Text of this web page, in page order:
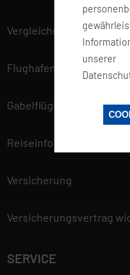
unserer
Vergleichsportal
Flughafen Informationen
Gabelflüge
Reiseinfo
Versicherung
Versicherungsvertrag
SERVICE